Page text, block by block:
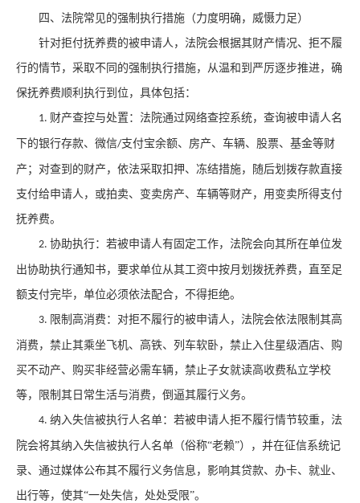
四、法院常见的强制执行措施（力度明确，威慑力足）
针对拒付抚养费的被申请人，法院会根据其财产情况、拒不履
行的情节，采取不同的强制执行措施，从温和到严厉逐步推进，确
保抚养费顺利执行到位，具体包括：
1. 财产查控与处置：法院通过网络查控系统，查询被申请人名
下的银行存款、微信/支付宝余额、房产、车辆、股票、基金等财
产；对查到的财产，依法采取扣押、冻结措施，随后划拨存款直接
支付给申请人，或拍卖、变卖房产、车辆等财产，用变卖所得支付
抚养费。
2. 协助执行：若被申请人有固定工作，法院会向其所在单位发
出协助执行通知书，要求单位从其工资中按月划拨抚养费，直至足
额支付完毕，单位必须依法配合，不得拒绝。
3. 限制高消费：对拒不履行的被申请人，法院会依法限制其高
消费，禁止其乘坐飞机、高铁、列车软卧，禁止入住星级酒店、购
买不动产、购买非经营必需车辆，禁止子女就读高收费私立学校
等，限制其日常生活与消费，倒逼其履行义务。
4. 纳入失信被执行人名单：若被申请人拒不履行情节较重，法
院会将其纳入失信被执行人名单（俗称“老赖”），并在征信系统记
录、通过媒体公布其不履行义务信息，影响其贷款、办卡、就业、
出行等，使其“一处失信，处处受限”。